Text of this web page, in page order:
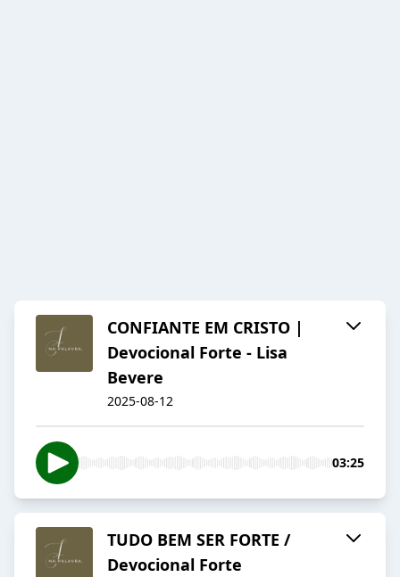
CONFIANTE EM CRISTO |
Devocional Forte - Lisa
Bevere
2025-08-12
03:25
TUDO BEM SER FORTE /
Devocional Forte